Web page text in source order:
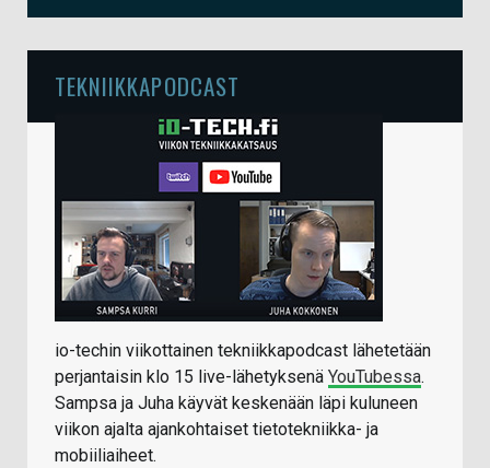
TEKNIIKKAPODCAST
io-techin viikottainen tekniikkapodcast lähetetään
perjantaisin klo 15 live-lähetyksenä YouTubessa.
Sampsa ja Juha käyvät keskenään läpi kuluneen
viikon ajalta ajankohtaiset tietotekniikka- ja
mobiiliaiheet.